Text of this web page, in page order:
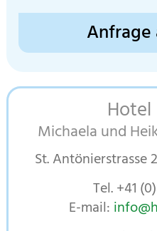
Michaela und
St. Antönierstrasse
Tel. +41
E-mail: